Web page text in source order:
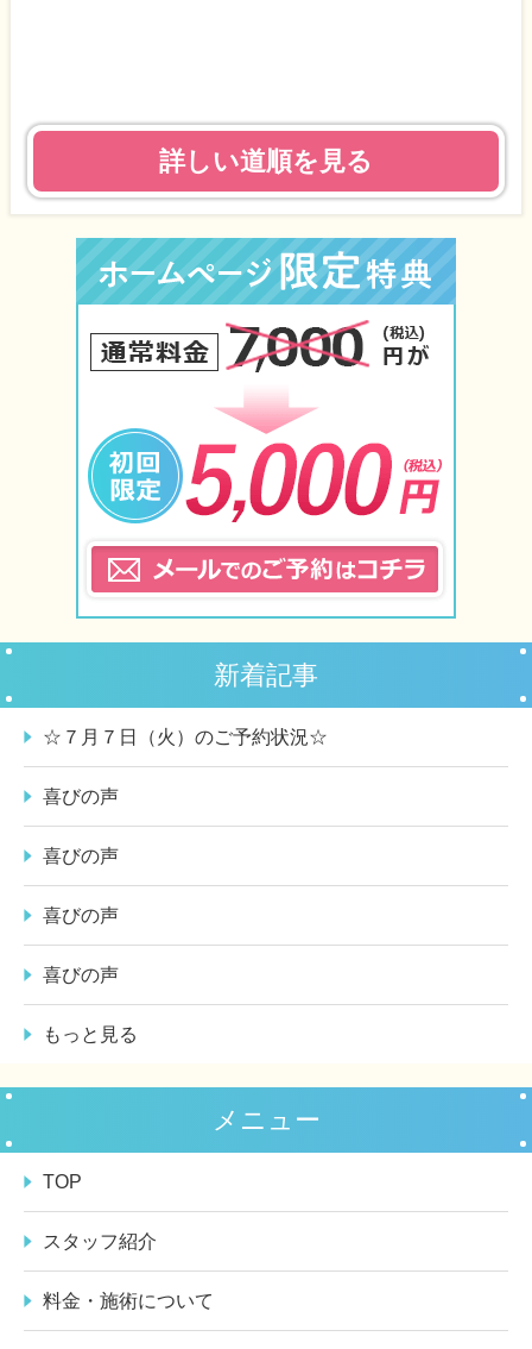
詳しい道順を見る
新着記事
☆７月７日（火）のご予約状況☆
喜びの声
喜びの声
喜びの声
喜びの声
もっと見る
メニュー
TOP
スタッフ紹介
料金・施術について